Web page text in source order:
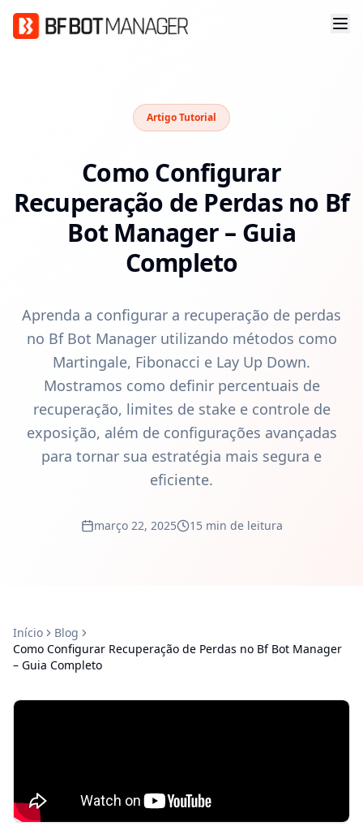
Artigo Tutorial
Como Configurar
Recuperação de Perdas no Bf
Bot Manager – Guia
Completo
Aprenda a configurar a recuperação de perdas
no Bf Bot Manager utilizando métodos como
Martingale, Fibonacci e Lay Up Down.
Mostramos como definir percentuais de
recuperação, limites de stake e controle de
exposição, além de configurações avançadas
para tornar sua estratégia mais segura e
eficiente.
março 22, 2025 15 min de leitura
Início
Blog
Como Configurar Recuperação de Perdas no Bf Bot Manager
– Guia Completo